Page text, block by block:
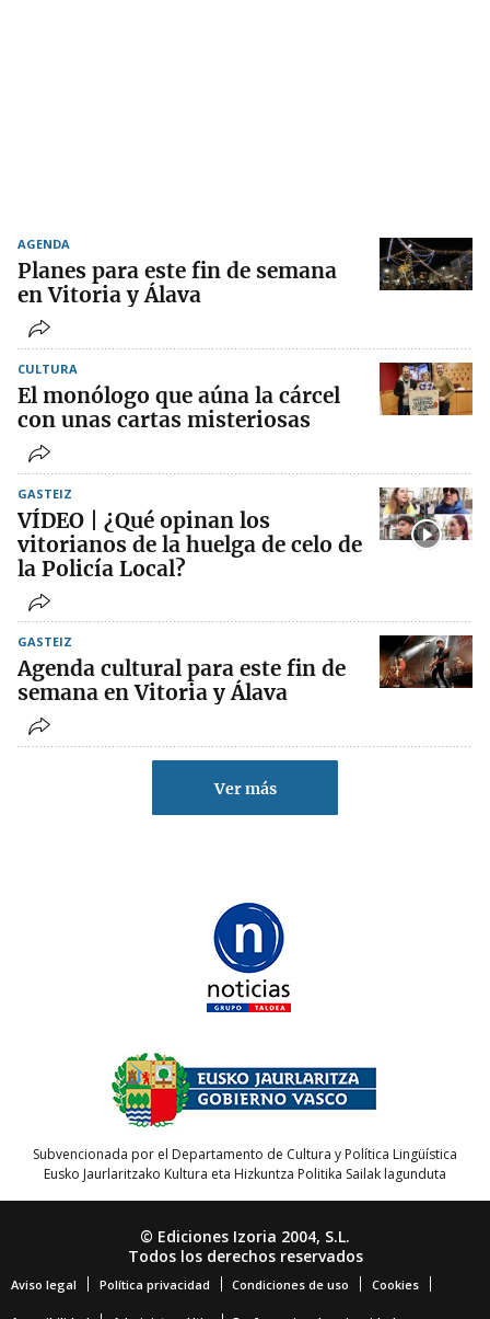
AGENDA
Planes para este fin de semana
en Vitoria y Álava
CULTURA
El monólogo que aúna la cárcel
con unas cartas misteriosas
GASTEIZ
VÍDEO | ¿Qué opinan los
vitorianos de la huelga de celo de
la Policía Local?
GASTEIZ
Agenda cultural para este fin de
semana en Vitoria y Álava
Ver más
Subvencionada por el Departamento de Cultura y Política Lingüística
Eusko Jaurlaritzako Kultura eta Hizkuntza Politika Sailak lagunduta
© Ediciones Izoria 2004, S.L.
Todos los derechos reservados
Aviso legal Política privacidad Condiciones de uso Cookies